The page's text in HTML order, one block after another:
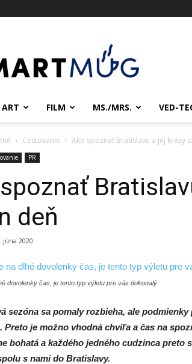
ART FILM MS./MRS. VED-
Cestovanie Ako spoznať Bratislavu a jej krásy
PR
deň
júna 2020
dovolenky čas, je tento typ výletu pre vás dokonalý
sezóna sa pomaly rozbieha, ale
Preto je možno vhodná chvíľa a čas na
bohatá a každého jedného cudzinca preto
s nami do Bratislavy.